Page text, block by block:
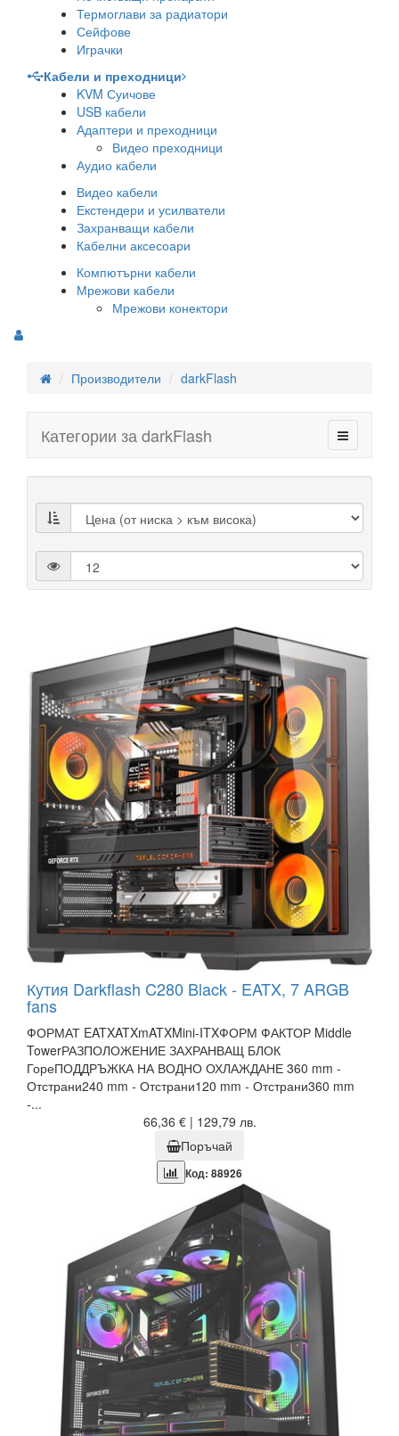
Термоглави за радиатори
Сейфове
Играчки
Кабели и преходници
KVM Суичове
USB кабели
Адаптери и преходници
Видео преходници
Аудио кабели
Видео кабели
Екстендери и усилватели
Захранващи кабели
Кабелни аксесоари
Компютърни кабели
Мрежови кабели
Мрежови конектори
Производители darkFlash
Категории за darkFlash
Кутия Darkflash C280 Black - EATX, 7 ARGB
fans
ФОРМАТ EATXATXmATXMini-ITXФОРМ ФАКТОР Middle
TowerРАЗПОЛОЖЕНИЕ ЗАХРАНВАЩ БЛОК
ГореПОДДРЪЖКА НА ВОДНО ОХЛАЖДАНЕ 360 mm -
Отстрани240 mm - Отстрани120 mm - Отстрани360 mm
-...
66,36 € | 129,79 лв.
Поръчай
Код: 88926